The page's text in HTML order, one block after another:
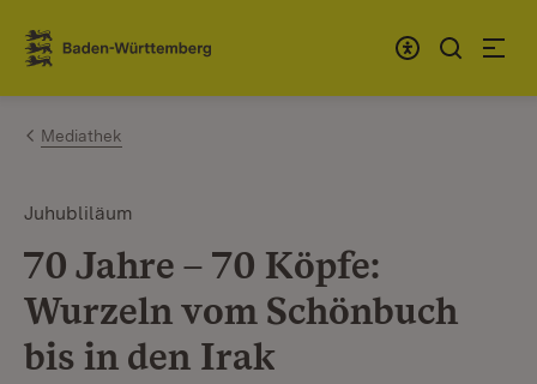
Zum Inhalt springen
Link zur Startseite
Mediathek
Juhubliläum
70 Jahre – 70 Köpfe:
Wurzeln vom Schönbuch
bis in den Irak